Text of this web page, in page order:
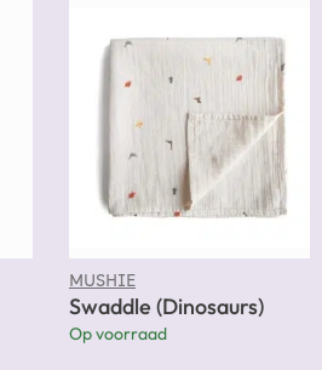
MUSHIE
Swaddle (Dinosaurs)
Op voorraad